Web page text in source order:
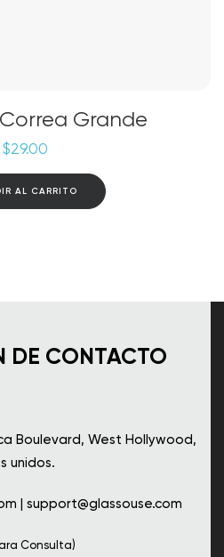
Grande
$29.00
AL CARRITO
DE CONTACTO
Boulevard, West Hollywood,
unidos.
| support@glassouse.com
Consulta)